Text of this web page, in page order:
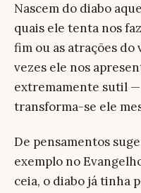
Nascem do diabo
quais ele tenta nos
fim ou as atrações do
vezes ele nos
extremamente sutil —
transforma-se ele
De pensamentos
exemplo no
ceia, o diabo já tinha